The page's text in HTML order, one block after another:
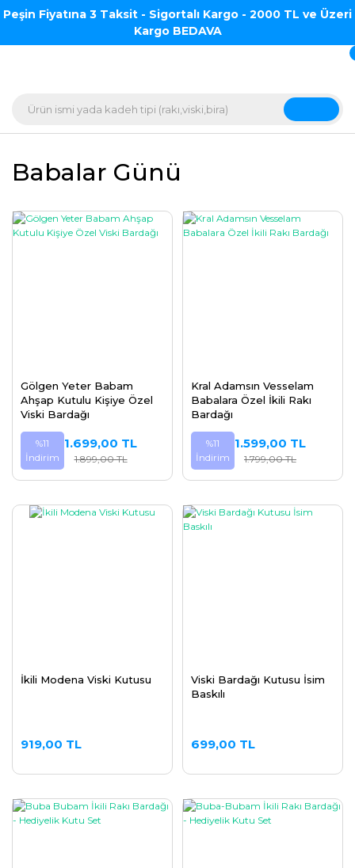
Peşin Fiyatına 3 Taksit - Sigortalı Kargo - 2000 TL ve Üzeri
Kargo BEDAVA
Babalar Günü
Gölgen Yeter Babam
Ahşap Kutulu Kişiye Özel
Viski Bardağı
%11
İndirim
1.699,00 TL
1.899,00 TL
Kral Adamsın Vesselam
Babalara Özel İkili Rakı
Bardağı
%11
İndirim
1.599,00 TL
1.799,00 TL
İkili Modena Viski Kutusu
919,00 TL
Viski Bardağı Kutusu İsim
Baskılı
699,00 TL